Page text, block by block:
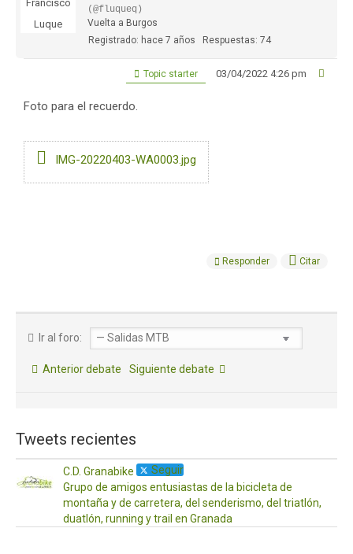
(@fluqueq)
Vuelta a Burgos
Registrado: hace 7 años
Respuestas: 74
Topic starter 03/04/2022 4:26 pm
Foto para el recuerdo.
IMG-20220403-WA0003.jpg
Responder Citar
Ir al foro:
Anterior debate Siguiente debate
Tweets recientes
C.D. Granabike
Seguir
Grupo de amigos entusiastas de la bicicleta de
montaña y de carretera, del senderismo, del triatlón,
duatlón, running y trail en Granada